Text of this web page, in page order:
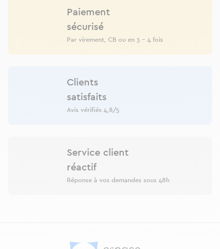
Paiement
sécurisé
Par virement, CB ou en 3 - 4 fois
Clients
satisfaits
Avis vérifiés 4,8/5
Service client
réactif
Réponse à vos demandes sous 48h